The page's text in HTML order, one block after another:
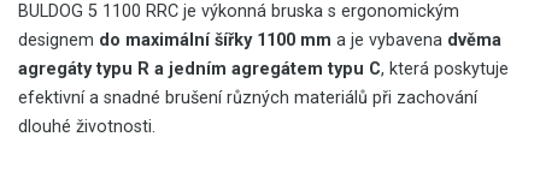
BULDOG 5 1100 RRC je výkonná bruska s ergonomickým
designem do maximální šířky 1100 mm a je vybavena dvěma
agregáty typu R a jedním agregátem typu C, která poskytuje
efektivní a snadné brušení různých materiálů při zachování
dlouhé životnosti.